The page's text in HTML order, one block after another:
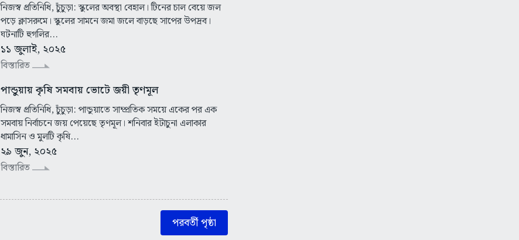
নিজস্ব প্রতিনিধি, চুঁচুড়া: স্কুলের অবস্থা বেহাল। টিনের চাল বেয়ে জল
পড়ে ক্লাসরুমে। স্কুলের সামনে জমা জলে বাড়ছে সাপের উপদ্রব।
ঘটনাটি হুগলির...
১১ জুলাই, ২০২৫
বিস্তারিত
পান্ডুয়ায় কৃষি সমবায় ভোটে জয়ী তৃণমূল
নিজস্ব প্রতিনিধি, চুঁচুড়া: পান্ডুয়াতে সাম্প্রতিক সময়ে একের পর এক
সমবায় নির্বাচনে জয় পেয়েছে তৃণমূল। শনিবার ইটাচুনা এলাকার
ধামাসিন ও মুলটি কৃষি...
২৯ জুন, ২০২৫
বিস্তারিত
পরবর্তী পৃষ্ঠা